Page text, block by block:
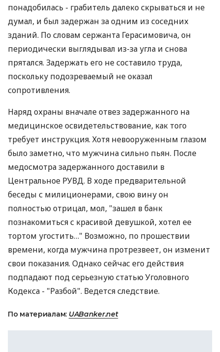
понадобилась - грабитель далеко скрываться и не
думал, и был задержан за одним из соседних
зданий. По словам сержанта Герасимовича, он
периодически выглядывал из-за угла и снова
прятался. Задержать его не составило труда,
поскольку подозреваемый не оказал
сопротивления.
Наряд охраны вначале отвез задержанного на
медицинское освидетельствование, как того
требует инструкция. Хотя невооруженным глазом
было заметно, что мужчина сильно пьян. После
медосмотра задержанного доставили в
Центральное РУВД. В ходе предварительной
беседы с милиционерами, свою вину он
полностью отрицал, мол, "зашел в банк
познакомиться с красивой девушкой, хотел ее
тортом угостить…" Возможно, по прошествии
времени, когда мужчина протрезвеет, он изменит
свои показания. Однако сейчас его действия
подпадают под серьезную статью Уголовного
Кодекса - "Разбой". Ведется следствие.
По материалам: UABanker.net